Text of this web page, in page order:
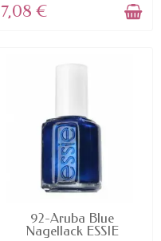
7,08 €
AVAILABLE
92-Aruba Blue
Nagellack ESSIE